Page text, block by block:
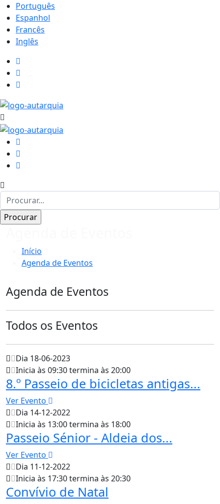
Português
Espanhol
Francês
Inglês
Início
Agenda de Eventos
Agenda de Eventos
Todos os Eventos
Dia 18-06-2023
Inicia às 09:30 termina às 20:00
8.º Passeio de bicicletas antigas...
Ver Evento
Dia 14-12-2022
Inicia às 13:00 termina às 18:00
Passeio Sénior - Aldeia dos...
Ver Evento
Dia 11-12-2022
Inicia às 17:30 termina às 20:30
Convívio de Natal